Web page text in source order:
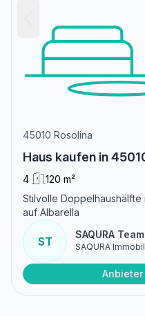
45010 Rosolina
Haus kaufen in
4
120 m²
Stilvolle Doppelhaushälfte
auf Albarella
ST
SAQURA Team
SAQURA